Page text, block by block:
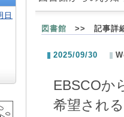
日
図書館 >> 記事詳
2025/09/30
EBSCOか
希望され